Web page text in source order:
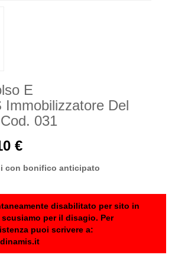
E
Immobilizzatore Del
031
€
con bonifico anticipato
disabilitato per sito in
per il disagio. Per
puoi scrivere a: